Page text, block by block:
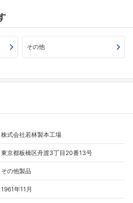
その他
株式会社若林製本工場
東京都板橋区舟渡3丁目20番13号
その他製品
1961年11月